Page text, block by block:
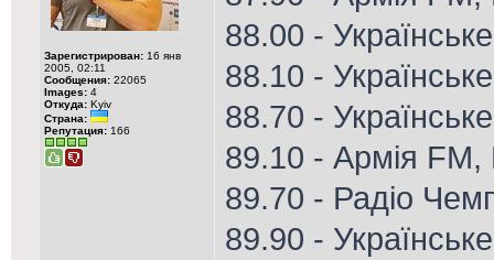
Зарегистрирован: 16 янв
2005, 02:11
Сообщения: 22065
Images: 4
Откуда: Kyiv
Страна:
Репутация: 166
88.00 -
88.10 -
88.70 -
89.10 - Армія FM,
89.70 - Радіо
89.90 -